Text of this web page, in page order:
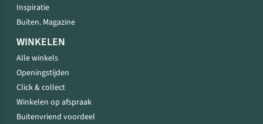
Inspiratie
Buiten. Magazine
WINKELEN
Alle winkels
Openingstijden
Click & collect
Winkelen op afspraak
Buitenvriend voordeel